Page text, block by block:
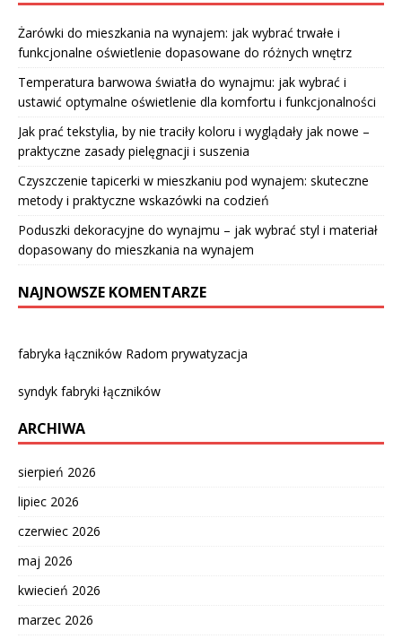
Żarówki do mieszkania na wynajem: jak wybrać trwałe i
funkcjonalne oświetlenie dopasowane do różnych wnętrz
Temperatura barwowa światła do wynajmu: jak wybrać i
ustawić optymalne oświetlenie dla komfortu i funkcjonalności
Jak prać tekstylia, by nie traciły koloru i wyglądały jak nowe –
praktyczne zasady pielęgnacji i suszenia
Czyszczenie tapicerki w mieszkaniu pod wynajem: skuteczne
metody i praktyczne wskazówki na codzień
Poduszki dekoracyjne do wynajmu – jak wybrać styl i materiał
dopasowany do mieszkania na wynajem
NAJNOWSZE KOMENTARZE
fabryka łączników Radom prywatyzacja
syndyk fabryki łączników
ARCHIWA
sierpień 2026
lipiec 2026
czerwiec 2026
maj 2026
kwiecień 2026
marzec 2026